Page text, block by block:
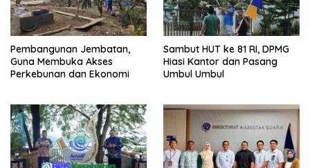
Pembangunan Jembatan,
Guna Membuka Akses
Perkebunan dan Ekonomi
Sambut HUT ke 81 RI, DPMG
Hiasi Kantor dan Pasang
Umbul Umbul